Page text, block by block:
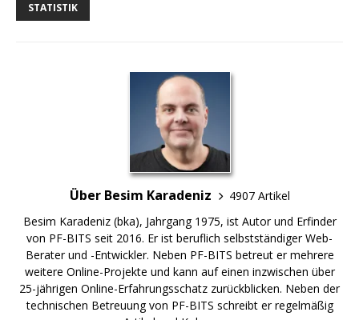
STATISTIK
Über Besim Karadeniz
4907 Artikel
Besim Karadeniz (bka), Jahrgang 1975, ist Autor und Erfinder
von PF-BITS seit 2016. Er ist beruflich selbstständiger Web-
Berater und -Entwickler. Neben PF-BITS betreut er mehrere
weitere Online-Projekte und kann auf einen inzwischen über
25-jährigen Online-Erfahrungsschatz zurückblicken. Neben der
technischen Betreuung von PF-BITS schreibt er regelmäßig